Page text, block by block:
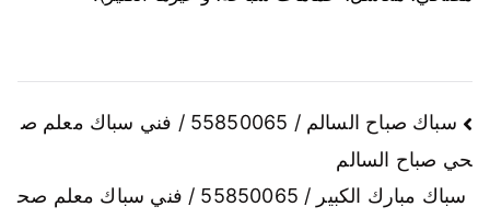
سباك صباح السالم / 55850065 / فني سباك معلم ص
حي صباح السالم
سباك مبارك الكبير / 55850065 / فني سباك معلم صح